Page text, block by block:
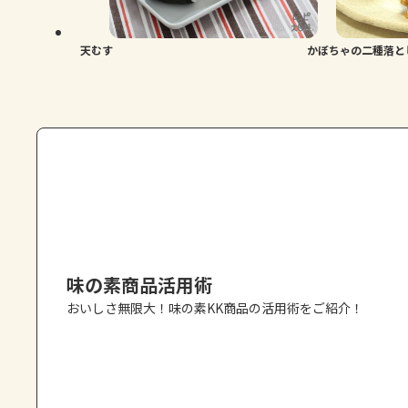
天むす かぼちゃの二種落
味の素商品活用術
おいしさ無限大！味の素KK商品の活用術をご紹介！